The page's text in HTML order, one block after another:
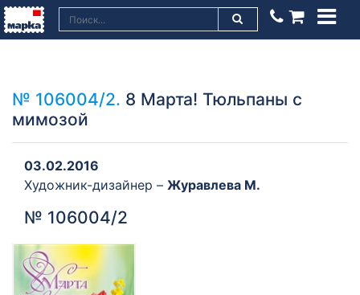
№ 106004/2. 8 Марта! Тюльпаны с
мимозой
03.02.2016
Художник-дизайнер – Журавлева М.
№ 106004/2